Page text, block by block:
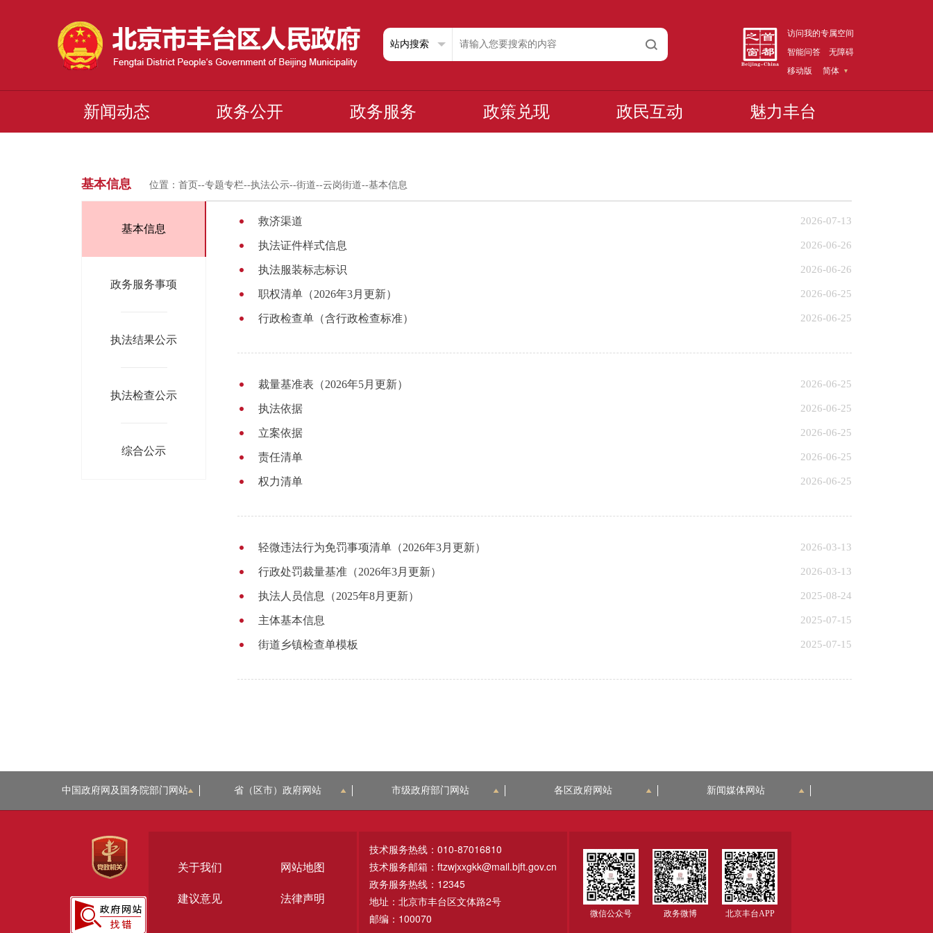
访问我的专属空间
智能问答
无障碍
移动版
简体
新闻动态 政务公开 政务服务 政策兑现 政民互动 魅力丰台
基本信息 位置： 首页 --专题专栏--执法公示--街道--云岗街道--基本信息
基本信息
政务服务事项
执法结果公示
执法检查公示
综合公示
救济渠道 2026-07-13
执法证件样式信息 2026-06-26
执法服装标志标识 2026-06-26
职权清单（2026年3月更新） 2026-06-25
行政检查单（含行政检查标准） 2026-06-25
裁量基准表（2026年5月更新） 2026-06-25
执法依据 2026-06-25
立案依据 2026-06-25
责任清单 2026-06-25
权力清单 2026-06-25
轻微违法行为免罚事项清单（2026年3月更新） 2026-03-13
行政处罚裁量基准（2026年3月更新） 2026-03-13
执法人员信息（2025年8月更新） 2025-08-24
主体基本信息 2025-07-15
街道乡镇检查单模板 2025-07-15
中国政府网及国务院部门网站 省（区市）政府网站 市级政府部门网站 各区政府网站 新闻媒体网站
关于我们 网站地图
建议意见 法律声明
技术服务热线：010-87016810
技术服务邮箱：ftzwjxxgkk@mail.bjft.gov.cn
政务服务热线：12345
地址：北京市丰台区文体路2号
邮编：100070
微信公众号 政务微博 北京丰台APP